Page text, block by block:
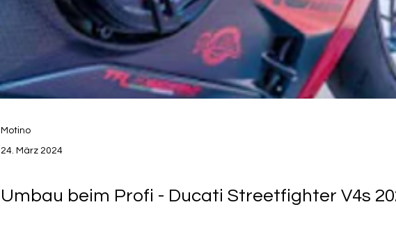
Motino
24. März 2024
Umbau beim Profi - Ducati Streetfighter V4s